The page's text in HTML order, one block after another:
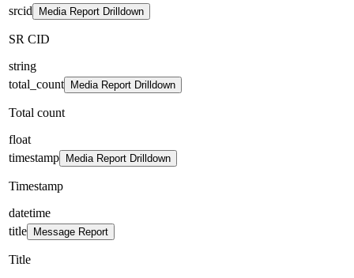
srcid
Media Report Drilldown
SR CID
string
total_count
Media Report Drilldown
Total count
float
timestamp
Media Report Drilldown
Timestamp
datetime
title
Message Report
Title